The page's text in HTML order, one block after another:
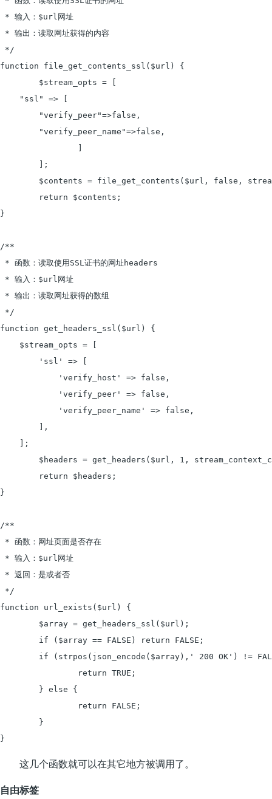
* 输入：$url网址
* 输出：读取网址获得的内容
*/
function file_get_contents_ssl($url) {
    "ssl" => [
        "verify_peer"=>false,
        "verify_peer_name"=>false,
}
/**
* 函数：读取使用SSL证书的网址headers
* 输入：$url网址
* 输出：读取网址获得的数组
*/
function get_headers_ssl($url) {
    $stream_opts = [
        'ssl' => [
            'verify_host' => false,
            'verify_peer' => false,
            'verify_peer_name' => false,
        ],
    ];
}
/**
* 函数：网址页面是否存在
* 输入：$url网址
* 返回：是或者否
*/
function url_exists($url) {
这几个函数就可以在其它地方被调用了。
自由标签